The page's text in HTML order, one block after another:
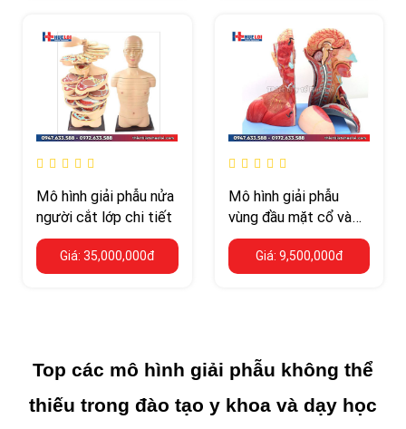
Mô hình giải phẫu nửa
người cắt lớp chi tiết
Giá: 35,000,000đ
Mô hình giải phẫu
vùng đầu mặt cổ và
não bên trong
Giá: 9,500,000đ
Top các mô hình giải phẫu không thể
thiếu trong đào tạo y khoa và dạy học